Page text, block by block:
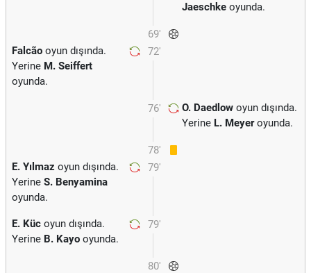
Jaeschke oyunda.
69'
72'
Falcão oyun dışında.
Yerine M. Seiffert
oyunda.
76' O. Daedlow oyun dışında.
Yerine L. Meyeroyunda.
78'
79'
E. Yılmaz oyun dışında.
Yerine S. Benyamina
oyunda.
79'
E. Küc oyun dışında.
Yerine B. Kayo oyunda.
80'